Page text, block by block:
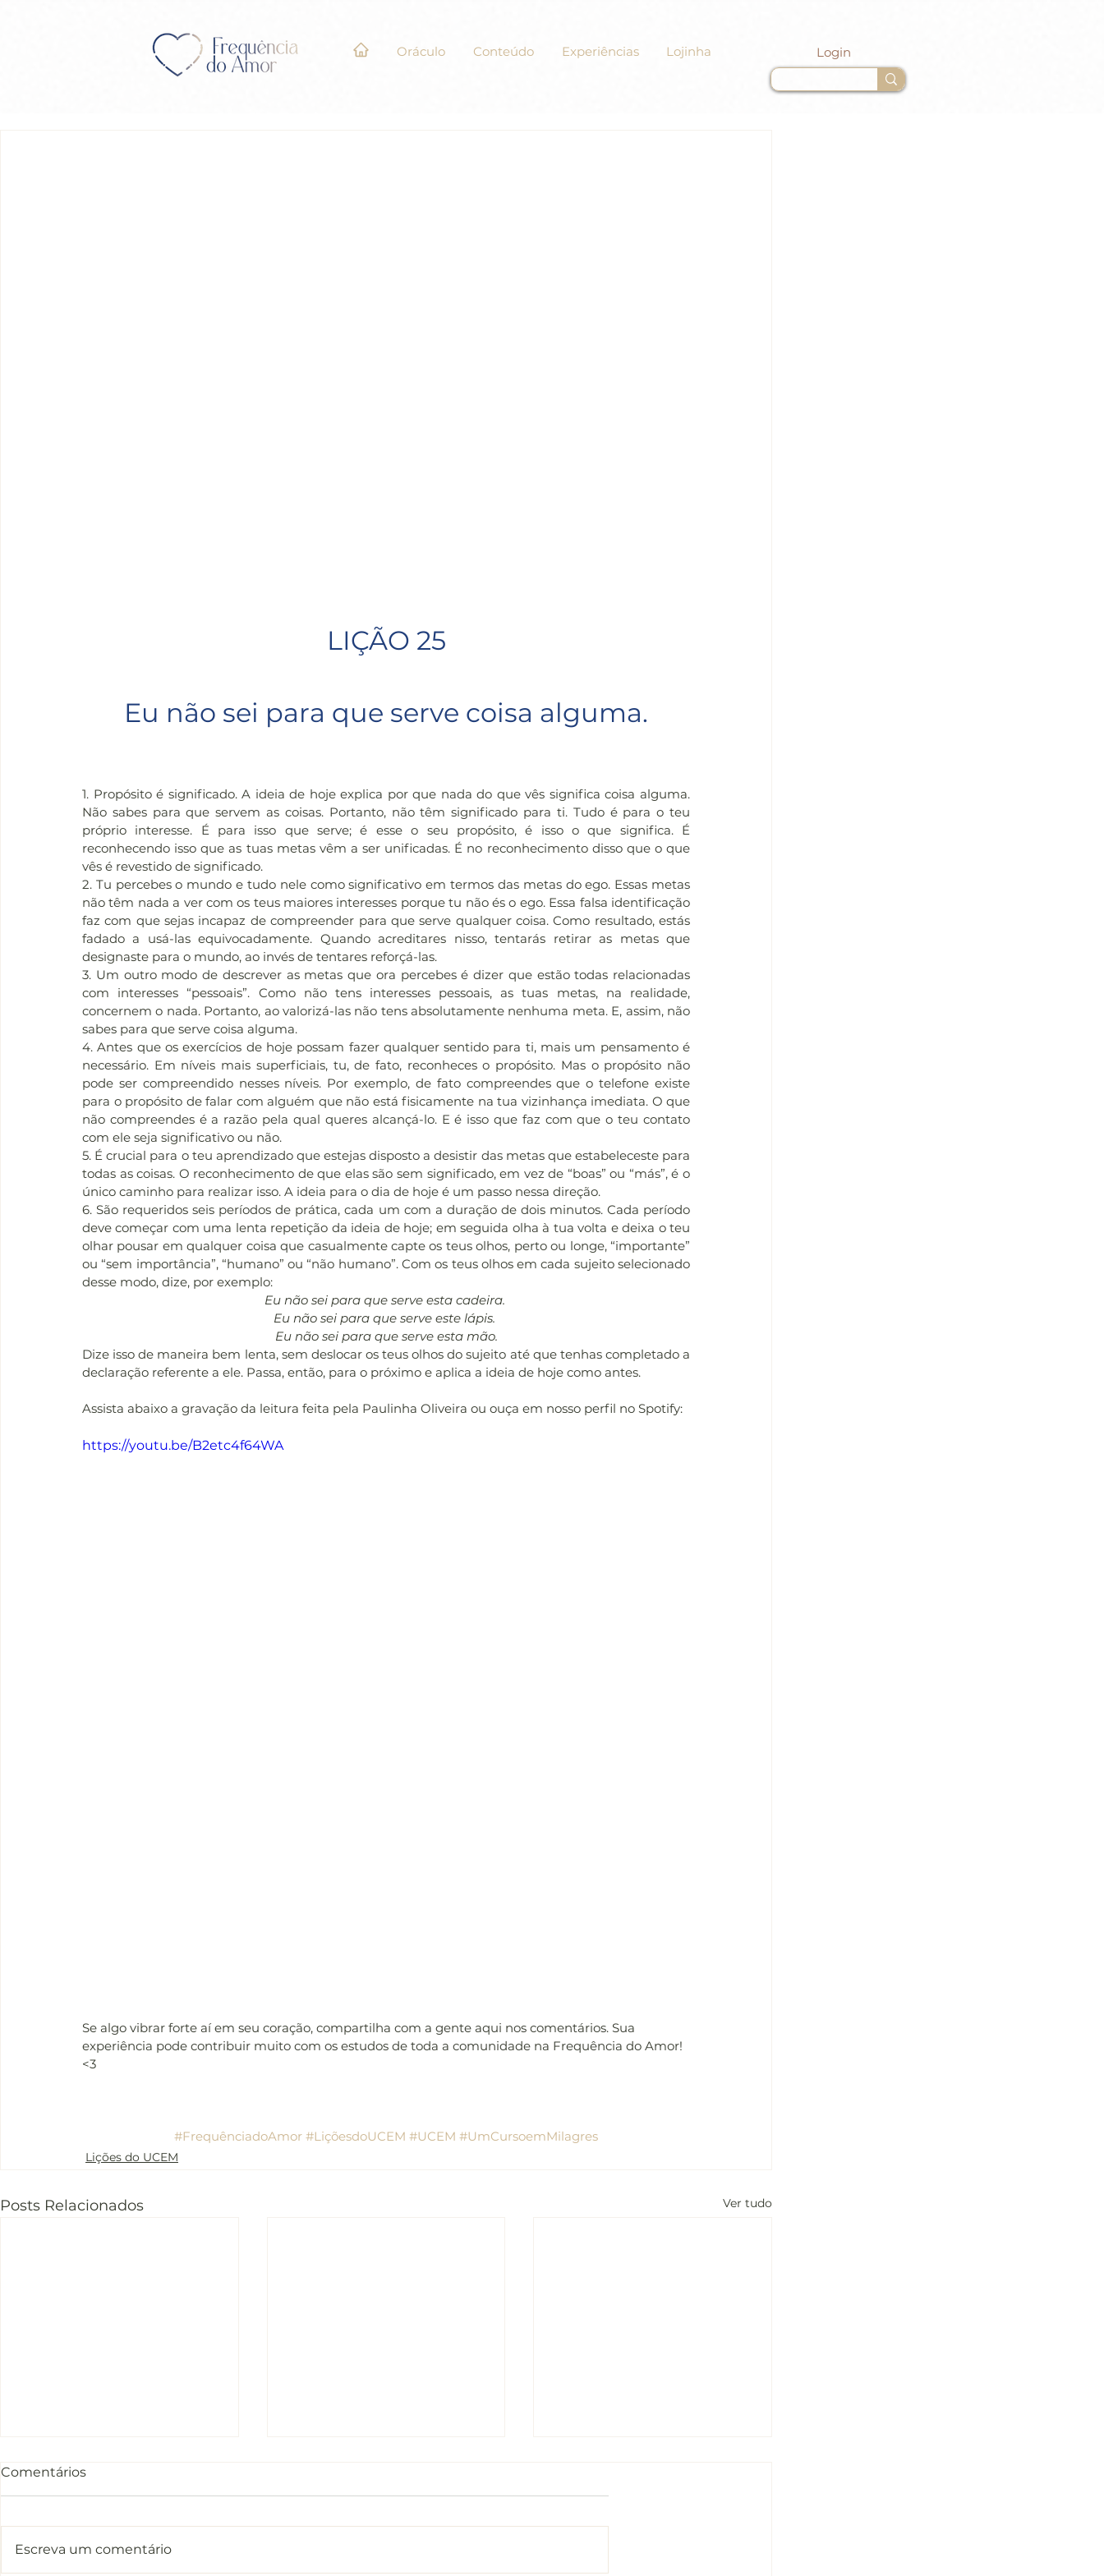
Oráculo Conteúdo Experiências Lojinha Login
LIÇÃO 25
Eu não sei para que serve coisa alguma.
1. Propósito é significado. A ideia de hoje explica por que nada do que vês significa coisa alguma.
Não sabes para que servem as coisas. Portanto, não têm significado para ti. Tudo é para o teu
próprio interesse. É para isso que serve; é esse o seu propósito, é isso o que significa. É
reconhecendo isso que as tuas metas vêm a ser unificadas. É no reconhecimento disso que o que
vês é revestido de significado.
2. Tu percebes o mundo e tudo nele como significativo em termos das metas do ego. Essas metas
não têm nada a ver com os teus maiores interesses porque tu não és o ego. Essa falsa identificação
faz com que sejas incapaz de compreender para que serve qualquer coisa. Como resultado, estás
fadado a usá-las equivocadamente. Quando acreditares nisso, tentarás retirar as metas que
designaste para o mundo, ao invés de tentares reforçá-las.
3. Um outro modo de descrever as metas que ora percebes é dizer que estão todas relacionadas
com interesses “pessoais”. Como não tens interesses pessoais, as tuas metas, na realidade,
concernem o nada. Portanto, ao valorizá-las não tens absolutamente nenhuma meta. E, assim, não
sabes para que serve coisa alguma.
4. Antes que os exercícios de hoje possam fazer qualquer sentido para ti, mais um pensamento é
necessário. Em níveis mais superficiais, tu, de fato, reconheces o propósito. Mas o propósito não
pode ser compreendido nesses níveis. Por exemplo, de fato compreendes que o telefone existe
para o propósito de falar com alguém que não está fisicamente na tua vizinhança imediata. O que
não compreendes é a razão pela qual queres alcançá-lo. E é isso que faz com que o teu contato
com ele seja significativo ou não.
5. É crucial para o teu aprendizado que estejas disposto a desistir das metas que estabeleceste para
todas as coisas. O reconhecimento de que elas são sem significado, em vez de “boas” ou “más”, é o
único caminho para realizar isso. A ideia para o dia de hoje é um passo nessa direção.
6. São requeridos seis períodos de prática, cada um com a duração de dois minutos. Cada período
deve começar com uma lenta repetição da ideia de hoje; em seguida olha à tua volta e deixa o teu
olhar pousar em qualquer coisa que casualmente capte os teus olhos, perto ou longe, “importante”
ou “sem importância”, “humano” ou “não humano”. Com os teus olhos em cada sujeito selecionado
desse modo, dize, por exemplo:
Eu não sei para que serve esta cadeira.
Eu não sei para que serve este lápis.
Eu não sei para que serve esta mão.
Dize isso de maneira bem lenta, sem deslocar os teus olhos do sujeito até que tenhas completado a
declaração referente a ele. Passa, então, para o próximo e aplica a ideia de hoje como antes.
Assista abaixo a gravação da leitura feita pela Paulinha Oliveira ou ouça em nosso perfil no Spotify:
https://youtu.be/B2etc4f64WA
Se algo vibrar forte aí em seu coração, compartilha com a gente aqui nos comentários. Sua
experiência pode contribuir muito com os estudos de toda a comunidade na Frequência do Amor!
<3
#FrequênciadoAmor #LiçõesdoUCEM #UCEM #UmCursoemMilagres
Lições do UCEM
Posts Relacionados Ver tudo
Comentários
Escreva um comentário